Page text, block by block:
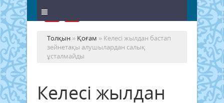
Толқын » Қоғам » Келесі жылдан бастап
зейнетақы алушылардан салық
ұсталмайды
Келесі жылдан